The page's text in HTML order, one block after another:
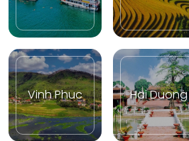
Vinh Phuc Hai Duong